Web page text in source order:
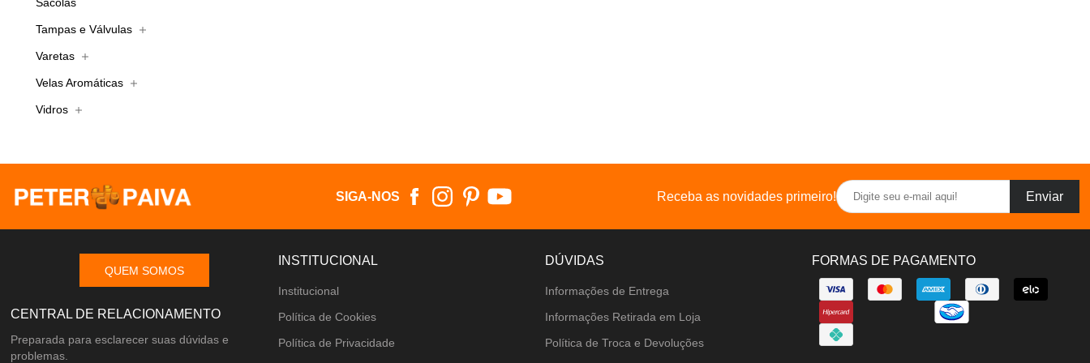
Tampas e Válvulas
Varetas
Velas Aromáticas
Vidros
SIGA-NOS Receba as novidades primeiro! Enviar
QUEM SOMOS
CENTRAL DE RELACIONAMENTO
Preparada para esclarecer suas dúvidas e
problemas.
INSTITUCIONAL
Institucional
Política de Cookies
Política de Privacidade
DÚVIDAS
Informações de Entrega
Informações Retirada em Loja
Política de Troca e Devoluções
FORMAS DE PAGAMENTO